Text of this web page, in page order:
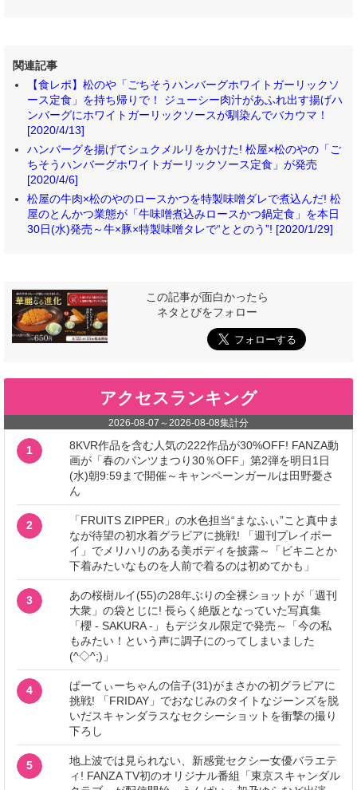
関連記事
【食レポ】松のや「ごちそうハンバーグホワイトガーリックソ
ース定食」を持ち帰りで！ ジューシー肉汁があふれ出す揚げハ
ンバーグにホワイトガーリックソースが馴染んでバカウマ！
[2020/4/13]
ハンバーグを揚げてシュクメルリをかけた! 松屋×松のやの「ご
ちそうハンバーグホワイトガーリックソース定食」が発売
[2020/4/6]
松屋の牛肉×松のやのロースかつを特製味噌ダレで煮込んだ! 松
屋のとんかつ業態が「牛味噌煮込みロースかつ鍋定食」を本日
30日(水)発売～牛×豚×特製味噌タレで“ととのう”! [2020/1/29]
この記事が面白かったら
ネタとぴをフォロー
アクセスランキング
2026-08-07 ～ 2026-08-08集計分
1
8KVR作品を含む人気の222作品が30%OFF! FANZA動
画が「春のパンツまつり30％OFF」第2弾を明日1日
(水)朝9:59まで開催～キャンペーンガールは田野憂さ
ん
2
「FRUITS ZIPPER」の水色担当“まなふぃ”こと真中ま
なが待望の初水着グラビアに挑戦! 「週刊プレイボー
イ」でメリハリのある美ボディを披露～「ビキニとか
下着みたいなものを人前で着るのは初めてかも」
3
あの桜樹ルイ(55)の28年ぶりの全裸ショットが「週刊
大衆」の袋とじに! 長らく絶版となっていた写真集
「櫻 - SAKURA -」もデジタル限定で発売～「今の私
もみたい！という声に調子にのってしまいました
(^◇^;)」
4
ぱーてぃーちゃんの信子(31)がまさかの初グラビアに
挑戦! 「FRIDAY」でおなじみのタイトなジーンズを脱
いだスキャンダラスなセクシーショットを衝撃の撮り
下ろし
5
地上波では見られない、新感覚セクシー女優バラエテ
ィ! FANZA TV初のオリジナル番組「東京スキャンダル